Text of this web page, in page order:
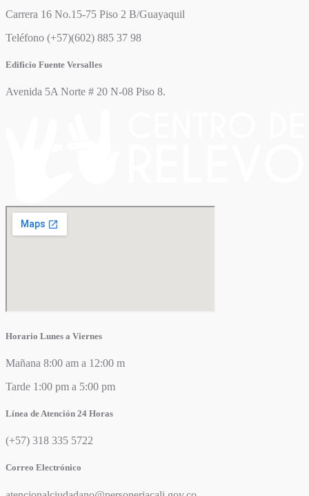
Carrera 16 No.15-75 Piso 2 B/Guayaquil
Teléfono (+57)(602) 885 37 98
Edificio Fuente Versalles
Avenida 5A Norte # 20 N-08 Piso 8.
Horario Lunes a Viernes
Mañana 8:00 am a 12:00 m
Tarde 1:00 pm a 5:00 pm
Línea de Atención 24 Horas
(+57) 318 335 5722
Correo Electrónico